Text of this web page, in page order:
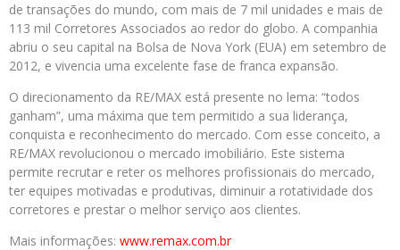
de transações do mundo, com mais de 7 mil unidades e mais de
113 mil Corretores Associados ao redor do globo. A companhia
abriu o seu capital na Bolsa de Nova York (EUA) em setembro de
2012, e vivencia uma excelente fase de franca expansão.
O direcionamento da RE/MAX está presente no lema: “todos
ganham”, uma máxima que tem permitido a sua liderança,
conquista e reconhecimento do mercado. Com esse conceito, a
RE/MAX revolucionou o mercado imobiliário. Este sistema
permite recrutar e reter os melhores profissionais do mercado,
ter equipes motivadas e produtivas, diminuir a rotatividade dos
corretores e prestar o melhor serviço aos clientes.
Mais informações: www.remax.com.br